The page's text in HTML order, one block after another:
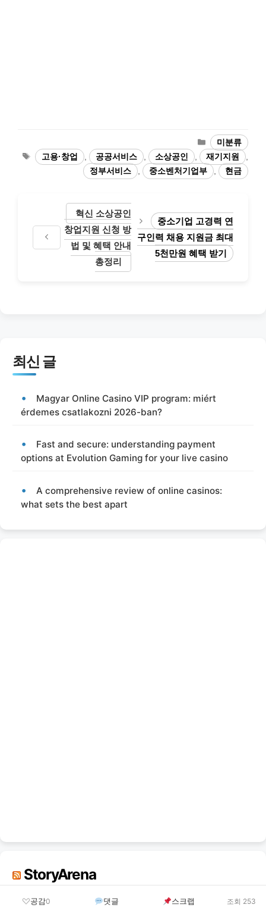
카
테
고
리
미분류
태
그
고용·창업 공공서비스 소상공인 재기지원
정부서비스
중소벤처기업부 현금
혁신 소상공인
창업지원 신청 방
법 및 혜택 안내
총정리
중소기업 고경력 연
구인력 채용 지원금 최대
5천만원 혜택 받기
최신 글
Magyar Online Casino VIP program: miért
érdemes csatlakozni 2026-ban?
Fast and secure: understanding payment
options at Evolution Gaming for your live casino
A comprehensive review of online casinos:
what sets the best apart
StoryArena
공감0 댓글 스크랩 조회 253